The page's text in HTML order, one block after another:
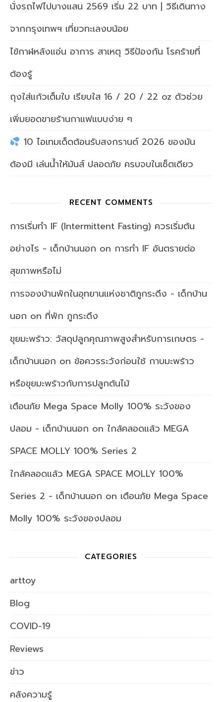
นั่งรถไฟไปบางแสน 2569 เริ่ม 22 บาท | วิธีเดินทาง
จากกรุงเทพฯ เที่ยวทะเลงบน้อย
ไข้กาฬหลังแอ่น อาการ สาเหตุ วิธีป้องกัน โรคร้ายที่
ต้องรู้
ถุงใส่แก้วเต็มใบ เรียบใส 16 / 20 / 22 oz ตัวช่วย
เพิ่มยอดขายร้านกาแฟแบบง่าย ๆ
10 ไอเทมเด็ดต้อนรับสงกรานต์ 2026 ของมัน
ต้องมี เล่นน้ำให้มันส์ ปลอดภัย ครบจบในเซ็ตเดียว
RECENT COMMENTS
การเริ่มทำ IF (Intermittent Fasting) ควรเริ่มต้น
อย่างไร - เด็กบ้านนอก on การทำ IF อันตรายต่อ
สุขภาพหรือไม่
การจองบ้านพักในอุทยานแห่งชาติภูกระดึง - เด็กบ้าน
นอก on ที่พัก ภูกระดึง
ขุยมะพร้าว: วัสดุปลูกคุณภาพสูงสำหรับการเกษตร -
เด็กบ้านนอก on ข้อควรระวังก่อนใช้ กาบมะพร้าว
หรือขุยมะพร้าวกับการปลูกต้นไม้
เตือนภัย Mega Space Molly 100% ระวังของ
ปลอม - เด็กบ้านนอก on ใกล้คลอดแล้ว MEGA
SPACE MOLLY 100% Series 2
ใกล้คลอดแล้ว MEGA SPACE MOLLY 100%
Series 2 - เด็กบ้านนอก on เตือนภัย Mega Space
Molly 100% ระวังของปลอม
CATEGORIES
arttoy
Blog
COVID-19
Reviews
ข่าว
คลังความรู้